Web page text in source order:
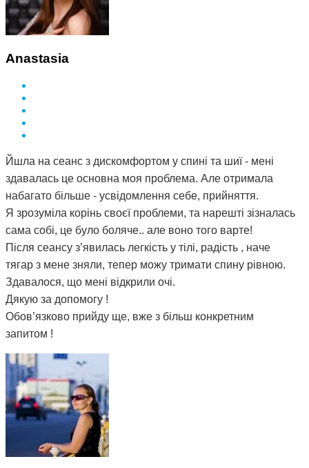
Anastasia
Йшла на сеанс з дискомфортом у спині та шиї - мені
здавалась це основна моя проблема. Але отримала
набагато більше - усвідомлення себе, прийняття.
Я зрозуміла корінь своєї проблеми, та нарешті зізналась
сама собі, це було боляче.. але воно того варте!
Після сеансу з’явилась легкість у тілі, радість , наче
тягар з мене зняли, тепер можу тримати спину рівною.
Здавалося, що мені відкрили очі.
Дякую за допомогу !
Обов’язково прийду ще, вже з більш конкретним
запитом !